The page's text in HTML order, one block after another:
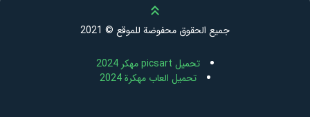
Scroll up
جميع الحقوق محفوضة للموقع © 2021
تحميل picsart مهكر 2024
تحميل العاب مهكرة 2024